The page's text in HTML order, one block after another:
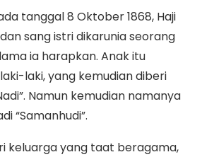
tanggal 8 Oktober 1868, Haji
sang istri dikarunia seorang
ia harapkan. Anak itu
laki, yang kemudian diberi
Namun kemudian namanya
“Samanhudi”.
keluarga yang taat beragama,